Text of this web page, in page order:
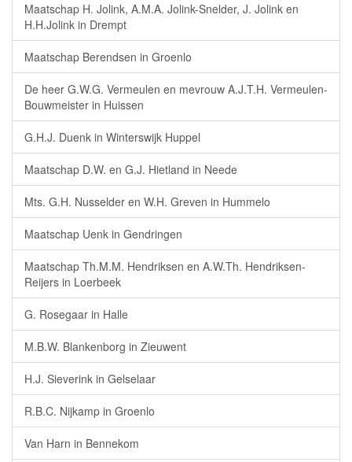
Maatschap H. Jolink, A.M.A. Jolink-Snelder, J. Jolink en
H.H.Jolink in Drempt
Maatschap Berendsen in Groenlo
De heer G.W.G. Vermeulen en mevrouw A.J.T.H. Vermeulen-
Bouwmeister in Huissen
G.H.J. Duenk in Winterswijk Huppel
Maatschap D.W. en G.J. Hietland in Neede
Mts. G.H. Nusselder en W.H. Greven in Hummelo
Maatschap Uenk in Gendringen
Maatschap Th.M.M. Hendriksen en A.W.Th. Hendriksen-
Reijers in Loerbeek
G. Rosegaar in Halle
M.B.W. Blankenborg in Zieuwent
H.J. Sieverink in Gelselaar
R.B.C. Nijkamp in Groenlo
Van Harn in Bennekom